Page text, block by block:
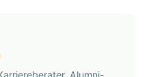
Alumni-